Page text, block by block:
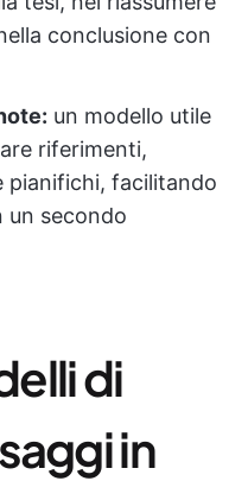
conclusione con
un modello utile
riferimenti,
facilitando
un secondo
di
in